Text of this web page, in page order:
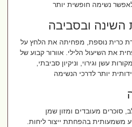
השינה ובסביבה
כרית נוספת, מפחיתה את הלחץ על
את השיעול הלילי. אוורור קבוע של
עשן וגירוי, וניקיון סביבתי,
מעובדים ומזון שמן
משמעותית בהפחתת ייצור ליחות.